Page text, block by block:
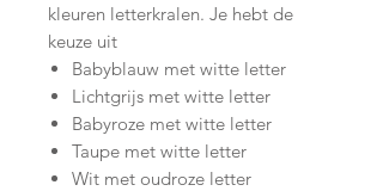
kleuren letterkralen. Je hebt de
keuze uit
Babyblauw met witte letter
Lichtgrijs met witte letter
Babyroze met witte letter
Taupe met witte letter
Wit met oudroze letter